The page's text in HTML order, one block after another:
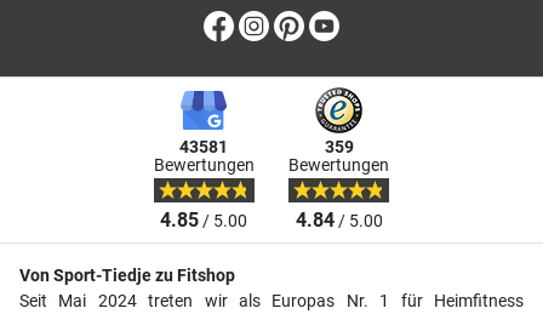
Facebook
Instagram
Pinterest
43581
Bewertungen
4.85/ 5.00
359
Bewertungen
4.84/ 5.00
Von Sport-Tiedje zu Fitshop
Seit Mai 2024 treten wir als Europas Nr. 1 für Heimfitness